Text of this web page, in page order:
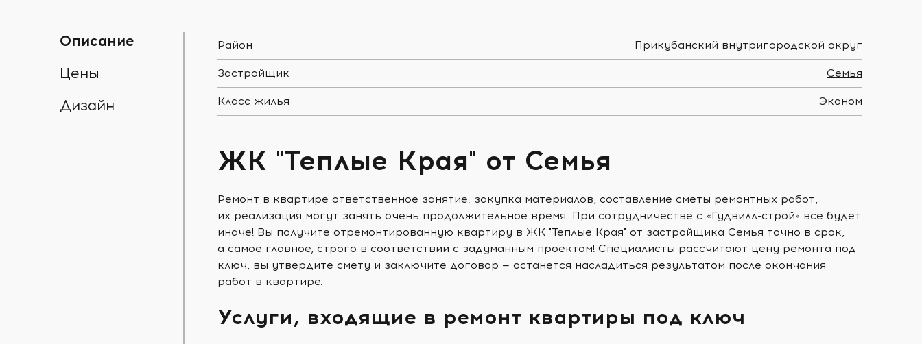
Описание
Цены
Дизайн
Район Прикубанский внутригородской округ
Застройщик Семья
Класс жилья Эконом
ЖК "Теплые Края" от Семья
Ремонт в квартире ответственное занятие: закупка материалов, составление сметы ремонтных работ,
их реализация могут занять очень продолжительное время. При сотрудничестве с «Гудвилл-строй» все будет
иначе! Вы получите отремонтированную квартиру в ЖК "Теплые Края" от застройщика Семья точно в срок,
а самое главное, строго в соответствии с задуманным проектом! Специалисты рассчитают цену ремонта под
ключ, вы утвердите смету и заключите договор — останется насладиться результатом после окончания
работ в квартире.
Услуги, входящие в ремонт квартиры под ключ